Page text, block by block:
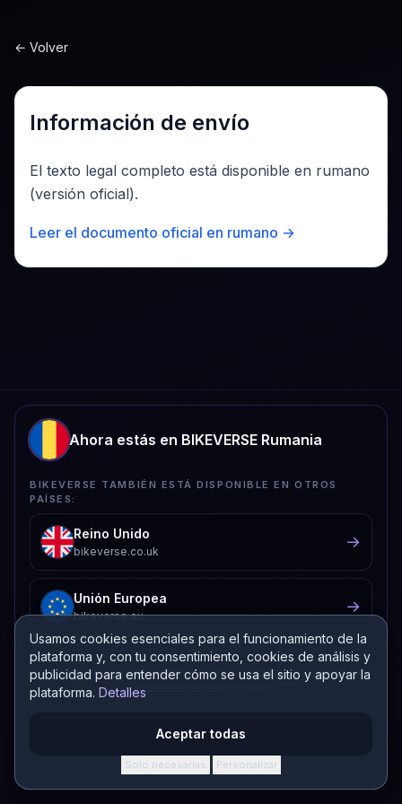
Usamos cookies esenciales para el funcionamiento de la
plataforma y, con tu consentimiento, cookies de análisis y
publicidad para entender cómo se usa el sitio y apoyar la
plataforma. Detalles
Aceptar todas
Solo necesarias · Personalizar
← Volver
Información de envío
El texto legal completo está disponible en rumano
(versión oficial).
Leer el documento oficial en rumano →
Ahora estás en BIKEVERSE Rumania
BIKEVERSE TAMBIÉN ESTÁ DISPONIBLE EN OTROS
PAÍSES:
Reino Unido
bikeverse.co.uk
→
Unión Europea
bikeverse.eu
→
Protegido por reCAPTCHA de Google. Se aplican laPolítica de privacidady los